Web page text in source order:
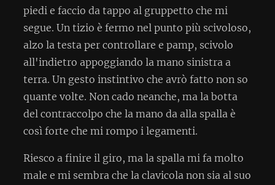
piedi e faccio da tappo al gruppetto che mi
segue. Un tizio è fermo nel punto più scivoloso,
alzo la testa per controllare e pamp, scivolo
all'indietro appoggiando la mano sinistra a
terra. Un gesto instintivo che avrò fatto non so
quante volte. Non cado neanche, ma la botta
del contraccolpo che la mano da alla spalla è
così forte che mi rompo i legamenti.
Riesco a finire il giro, ma la spalla mi fa molto
male e mi sembra che la clavicola non sia al suo